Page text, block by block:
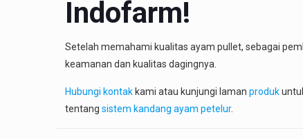
Indofarm!
Setelah memahami kualitas ayam pullet, sebagai
keamanan dan kualitas dagingnya.
Hubungi kontakkami atau kunjungi laman produk
tentang sistem kandang ayam petelur.